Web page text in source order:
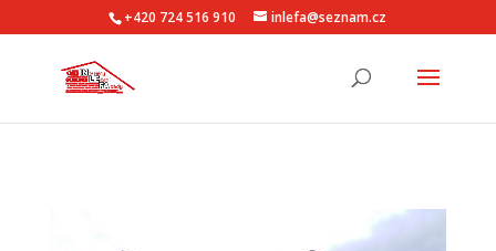
+420 724 516 910 inlefa@seznam.cz